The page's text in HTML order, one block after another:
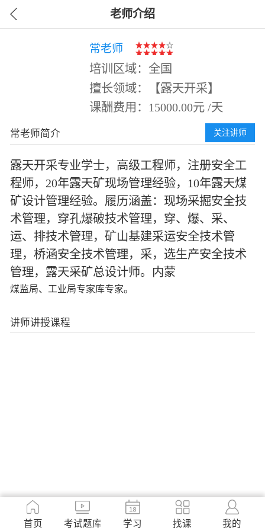
老师介绍
常老师
培训区域：全国
擅长领域：【露天开采】
课酬费用：15000.00元 /天
常老师简介 关注讲师
露天开采专业学士，高级工程师，注册安全工
程师，20年露天矿现场管理经验，10年露天煤
矿设计管理经验。履历涵盖：现场采掘安全技
术管理，穿孔爆破技术管理，穿、爆、采、
运、排技术管理，矿山基建采运安全技术管
理，桥涵安全技术管理，采，选生产安全技术
管理，露天采矿总设计师。内蒙
煤监局、工业局专家库专家。
讲师讲授课程
首页 考试题库 学习 找课 我的